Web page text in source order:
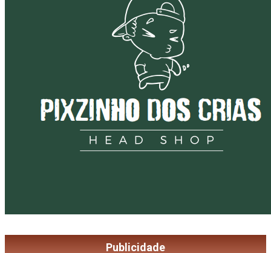
Publicidade